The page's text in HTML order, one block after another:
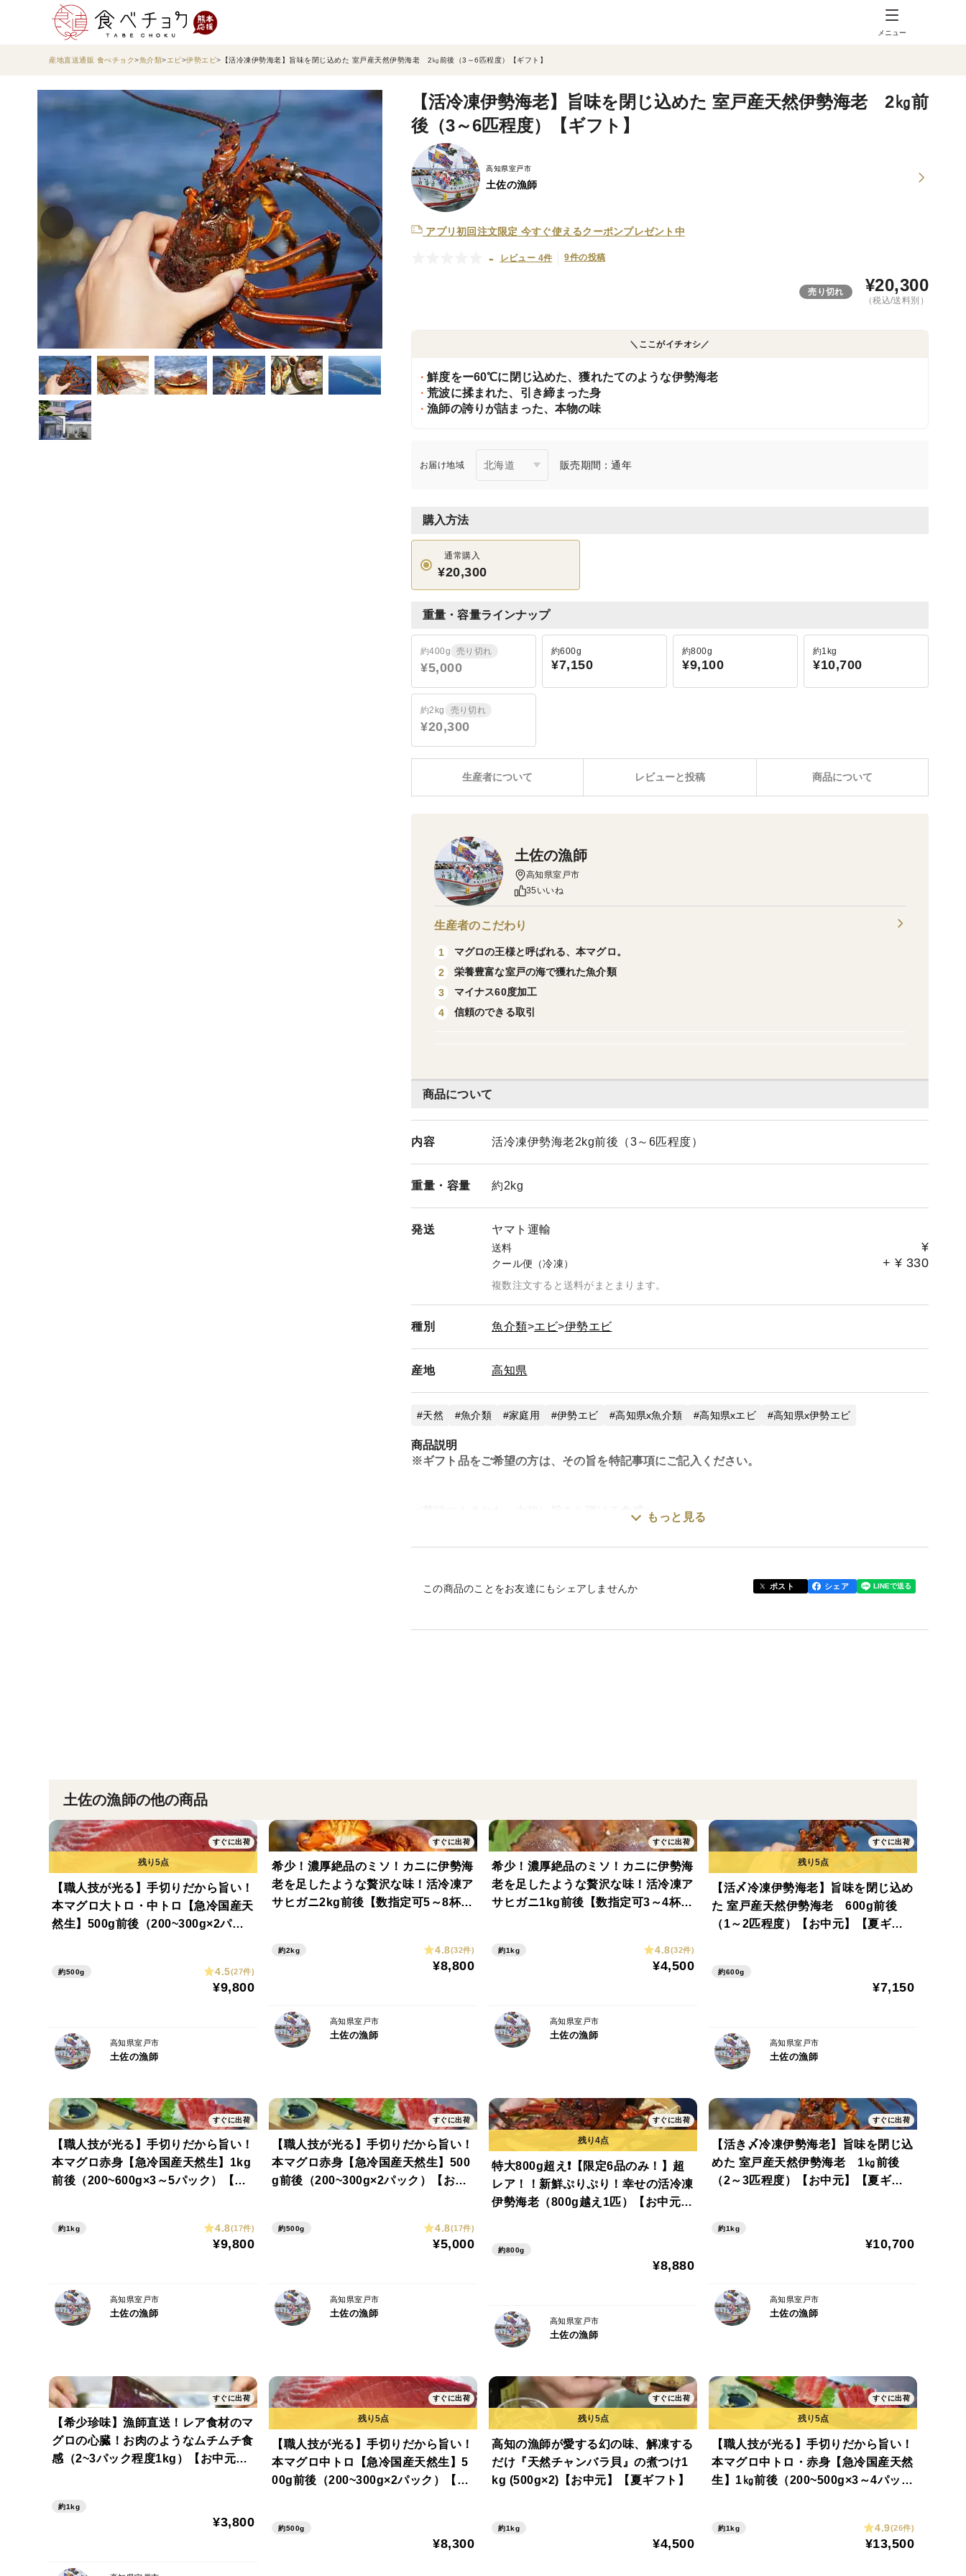
メニュー
産地直送通販 食べチョク 魚介類 エビ 伊勢エビ 【活冷凍伊勢海老】旨味を閉じ込めた 室戸産天然伊勢海老 2㎏前後（3～6匹程度）【ギフト】
【活冷凍伊勢海老】旨味を閉じ込めた 室戸産天然伊勢海老 2㎏前
後（3～6匹程度）【ギフト】
高知県室戸市
土佐の漁師
アプリ初回注文限定 今すぐ使えるクーポンプレゼント中
- レビュー 4件 9件の投稿
売り切れ ¥20,300
（税込/送料別）
＼ここがイチオシ／
鮮度をー60℃に閉じ込めた、獲れたてのような伊勢海老
荒波に揉まれた、引き締まった身
漁師の誇りが詰まった、本物の味
お届け地域 販売期間：通年
購入方法
通常購入
¥20,300
重量・容量ラインナップ
約400g 売り切れ
¥5,000
約600g
¥7,150
約800g
¥9,100
約1kg
¥10,700
約2kg 売り切れ
¥20,300
レビューと投稿 商品について
生産者について
商品について
内容 活冷凍伊勢海老2kg前後（3～6匹程度）
重量・ 容量 約2kg
発送 ヤマト運輸
送料 ¥
クール便（冷凍） + ¥ 330
複数注文すると送料がまとまります。
種別 魚介類 エビ 伊勢エビ
産地 高知県
天然 魚介類 家庭用 伊勢エビ 高知県x魚介類 高知県xエビ 高知県x伊勢エビ
商品説明
※ギフト品をご希望の方は、その旨を特記事項にご記入ください。
≪荒波にもまれた、力強い旨みと弾ける食感≫
広がり、一度食べたら忘れられない感動を与えます。自然の海が育んだ、天然伊勢海老の特別な
（-60℃）での瞬間冷凍を施しています。
これにより、水揚げ直後の鮮度と活きたままのぷりぷりとした食感をそのまま閉じ込めることが
可能になりました。細胞の破壊が極力抑えられるため、解凍後も身がみずみずしく、濃厚な甘み
と旨みが損なわれることがありません。
遠方にお住まいの方や、贈り物としてお考えの方にも、漁港で味わうような「とれたての感動」
≪解凍後も、とろけるような甘さ≫
超低温で鮮度を保持しているからこそ、解凍後もお刺身としてお召し上がりいただけます。透き
通るような身は、ぷりぷりの食感の後に、ねっとりとした舌触りとともに、とろけるような甘さ
が口の中に広がります。もちろん、鬼殻焼きやお味噌汁など、加熱調理することでさらに甘みが
刺身、鬼殻焼き、味噌汁等、さまざまな調理法でお召し上がりいただけます。
発送に万全を期してはおりますが、稀に発送中にツノや足が取れたり、傷がついてしまう場合が
もっと見る
この商品のことをお友達にもシェアしませんか ポスト シェア
土佐の漁師
高知県室戸市
35いいね
生産者のこだわり
1
マグロの王様と呼ばれる、本マグロ。
2
栄養豊富な室戸の海で獲れた魚介類
3
マイナス60度加工
4
信頼のできる取引
土佐の漁師の他の商品
すぐに出荷
【職人技が光る】手切りだから旨い！
本マグロ大トロ・中トロ【急冷国産天
然生】500g前後（200~300g×2パッ
約500g 4.5(27件)
¥9,800
高知県室戸市
土佐の漁師
すぐに出荷
希少！濃厚絶品のミソ！カニに伊勢海
老を足したような贅沢な味！活冷凍ア
サヒガニ2kg前後【数指定可5～8杯程
約2kg 4.8(32件)
¥8,800
高知県室戸市
土佐の漁師
すぐに出荷
希少！濃厚絶品のミソ！カニに伊勢海
老を足したような贅沢な味！活冷凍ア
サヒガニ1kg前後【数指定可3～4杯程
約1kg 4.8(32件)
¥4,500
高知県室戸市
土佐の漁師
すぐに出荷
【活〆冷凍伊勢海老】旨味を閉じ込め
た 室戸産天然伊勢海老 600g前後
（1～2匹程度）【お中元】【夏ギフ
約600g
¥7,150
高知県室戸市
土佐の漁師
すぐに出荷
【職人技が光る】手切りだから旨い！
本マグロ赤身【急冷国産天然生】1kg
前後（200~600g×3～5パック）【お
約1kg 4.8(17件)
¥9,800
高知県室戸市
土佐の漁師
すぐに出荷
【職人技が光る】手切りだから旨い！
本マグロ赤身【急冷国産天然生】500
g前後（200~300g×2パック）【お中
約500g 4.8(17件)
¥5,000
高知県室戸市
土佐の漁師
すぐに出荷
特大800g超え❗️【限定6品のみ！】超
レア！！新鮮ぷりぷり！幸せの活冷凍
伊勢海老（800g越え1匹）【お中元】
約800g
¥8,880
高知県室戸市
土佐の漁師
すぐに出荷
【活き〆冷凍伊勢海老】旨味を閉じ込
めた 室戸産天然伊勢海老 1㎏前後
（2～3匹程度）【お中元】【夏ギフ
約1kg
¥10,700
高知県室戸市
土佐の漁師
すぐに出荷
【希少珍味】漁師直送！レア食材のマ
グロの心臓！お肉のようなムチムチ食
感（2~3パック程度1kg）【お中元】
約1kg
¥3,800
すぐに出荷
【職人技が光る】手切りだから旨い！
本マグロ中トロ【急冷国産天然生】5
00g前後（200~300g×2パック）【お
約500g
¥8,300
すぐに出荷
高知の漁師が愛する幻の味、解凍する
だけ『天然チャンバラ貝』の煮つけ1
kg (500g×2)【お中元】【夏ギフト】
約1kg
¥4,500
すぐに出荷
【職人技が光る】手切りだから旨い！
本マグロ中トロ・赤身【急冷国産天然
生】1㎏前後（200~500g×3～4パッ
約1kg 4.9(26件)
¥13,500